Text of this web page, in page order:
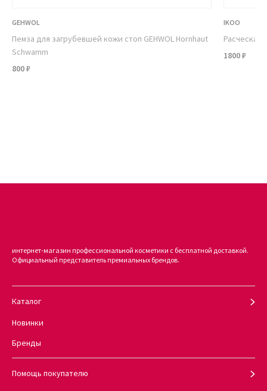
GEHWOL
Пемза для загрубевшей кожи стоп GEHWOL Hornhaut
Schwamm
800 ₽
IKOO
Расческа
1800 ₽
интернет-магазин профессиональной косметики с бесплатной доставкой.
Официальный представитель премиальных брендов.
Каталог
Новинки
Бренды
Помощь покупателю